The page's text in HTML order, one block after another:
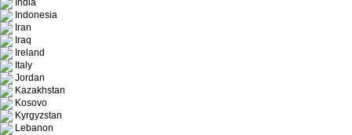
India
Indonesia
Iran
Iraq
Ireland
Italy
Jordan
Kazakhstan
Kosovo
Kyrgyzstan
Lebanon